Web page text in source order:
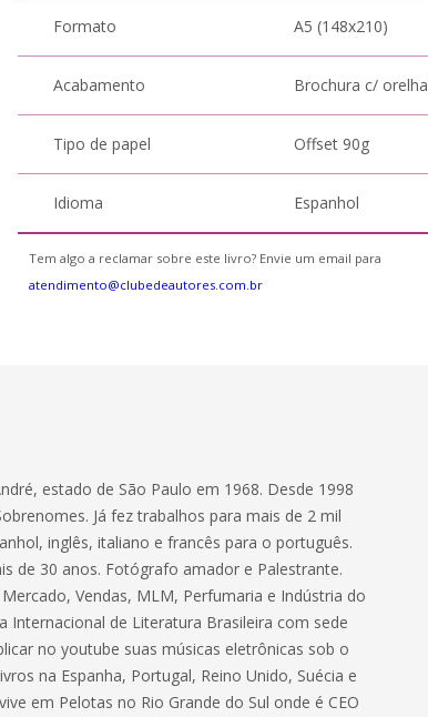
Formato A5 (148x210)
Acabamento Brochura c/ orelha
Tipo de papel Offset 90g
Idioma Espanhol
Tem algo a reclamar sobre este livro? Envie um email para
atendimento@clubedeautores.com.br
estado de São Paulo em 1968. Desde 1998
Já fez trabalhos para mais de 2 mil
inglês, italiano e francês para o português.
de 30 anos. Fotógrafo amador e Palestrante.
Vendas, MLM, Perfumaria e Indústria do
Internacional de Literatura Brasileira com sede
no youtube suas músicas eletrônicas sob o
na Espanha, Portugal, Reino Unido, Suécia e
em Pelotas no Rio Grande do Sul onde é CEO